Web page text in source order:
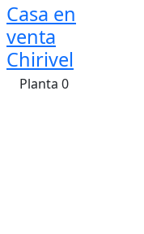
Casa en
venta
Chirivel
Planta 0